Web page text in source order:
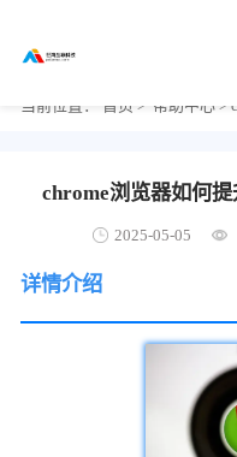
当前位置： 首页 > 帮助中心 >
chrome浏览器如何
2025-05-05
详情介绍